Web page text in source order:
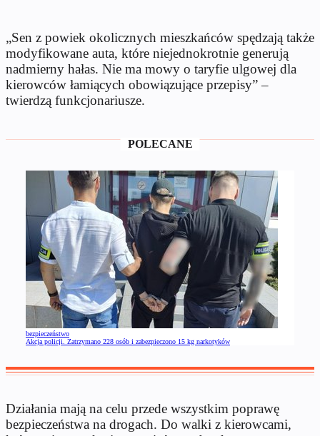
„Sen z powiek okolicznych mieszkańców spędzają także
modyfikowane auta, które niejednokrotnie generują
nadmierny hałas. Nie ma mowy o taryfie ulgowej dla
kierowców łamiących obowiązujące przepisy” –
twierdzą funkcjonariusze.
POLECANE
bezpieczeństwo
Akcja policji. Zatrzymano 228 osób i zabezpieczono 15 kg narkotyków
Działania mają na celu przede wszystkim poprawę
bezpieczeństwa na drogach. Do walki z kierowcami,